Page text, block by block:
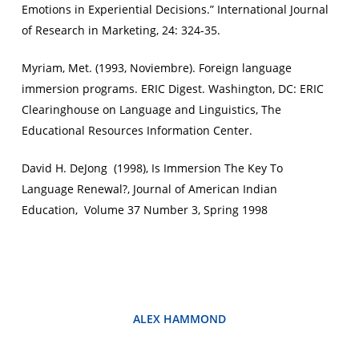
Emotions in Experiential Decisions.” International Journal
of Research in Marketing, 24: 324-35.
Myriam, Met. (1993, Noviembre). Foreign language
immersion programs. ERIC Digest. Washington, DC: ERIC
Clearinghouse on Language and Linguistics, The
Educational Resources Information Center.
David H. DeJong (1998), Is Immersion The Key To
Language Renewal?, Journal of American Indian
Education, Volume 37 Number 3, Spring 1998
ALEX HAMMOND